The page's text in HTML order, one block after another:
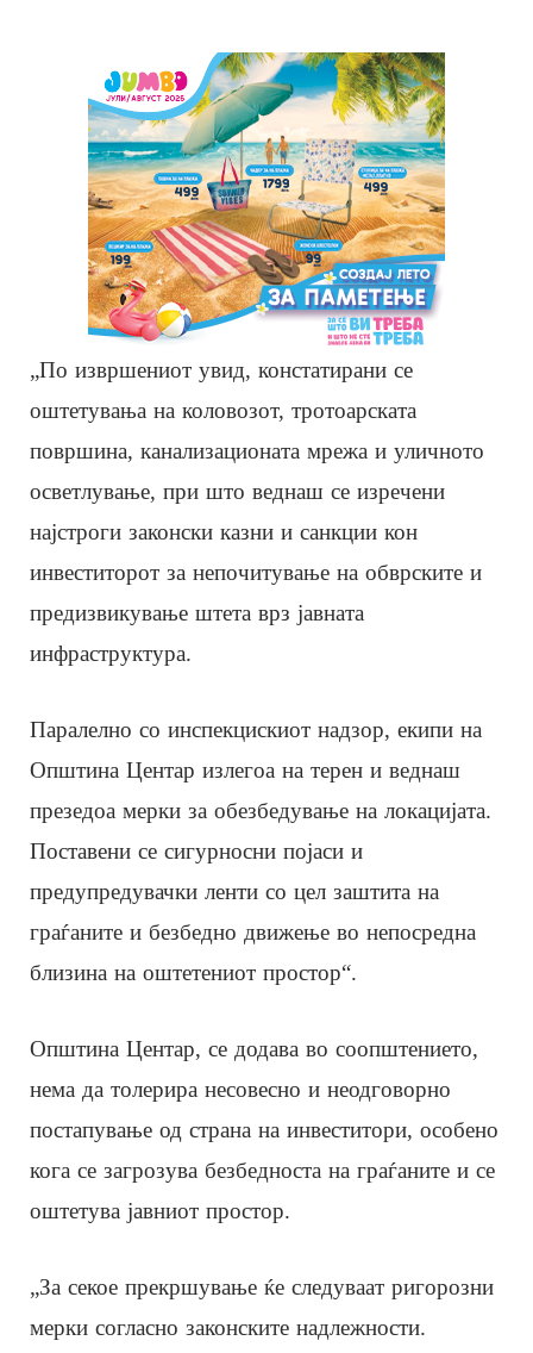
„По извршениот увид, констатирани се
оштетувања на коловозот, тротоарската
површина, канализационата мрежа и уличното
осветлување, при што веднаш се изречени
најстроги законски казни и санкции кон
инвеститорот за непочитување на обврските и
предизвикување штета врз јавната
инфраструктура.
Паралелно со инспекцискиот надзор, екипи на
Општина Центар излегоа на терен и веднаш
презедоа мерки за обезбедување на локацијата.
Поставени се сигурносни појаси и
предупредувачки ленти со цел заштита на
граѓаните и безбедно движење во непосредна
близина на оштетениот простор“.
Општина Центар, се додава во соопштението,
нема да толерира несовесно и неодговорно
постапување од страна на инвеститори, особено
кога се загрозува безбедноста на граѓаните и се
оштетува јавниот простор.
„За секое прекршување ќе следуваат ригорозни
мерки согласно законските надлежности.